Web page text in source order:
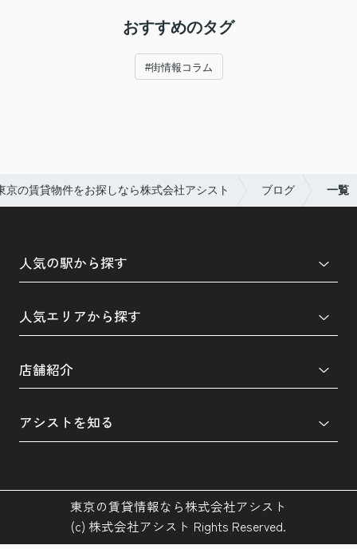
おすすめのタグ
#街情報コラム
京の賃貸物件をお探しなら株式会社アシスト ブログ 一覧
人気の駅から探す
人気エリアから探す
店舗紹介
アシストを知る
東京の賃貸情報なら株式会社アシスト
(c) 株式会社アシスト Rights Reserved.